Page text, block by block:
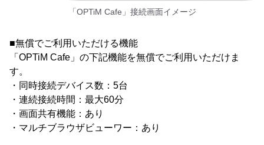
「OPTiM Cafe」接続画面イメージ
■無償でご利用いただける機能
「OPTiM Cafe」の下記機能を無償でご利用いただけま
す。
・同時接続デバイス数：5台
・連続接続時間：最大60分
・画面共有機能：あり
・マルチブラウザビューワー：あり